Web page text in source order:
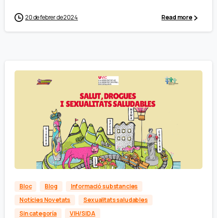
20 de febrer de 2024 Read more
Bloc Blog
Informació substancies
Notícies Novetats
Sexualitats saludables
Sin categoría
VIH/SIDA